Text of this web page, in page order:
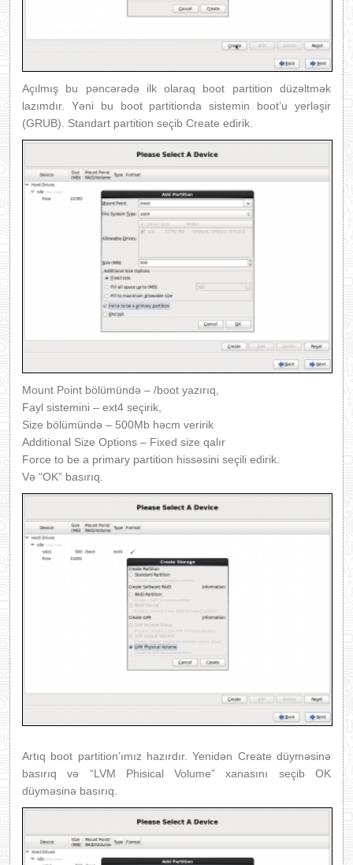
Açılmış bu pəncərədə ilk olaraq boot partition düzəltmək
lazımdır. Yəni bu boot partitionda sistemin boot’u yerləşir
(GRUB). Standart partition seçib Create edirik.
Mount Point bölümündə – /boot yazırıq,
Fayl sistemini – ext4 seçirik,
Size bölümündə – 500Mb həcm veririk
Additional Size Options – Fixed size qalır
Force to be a primary partition hissəsini seçili edirik.
Və “OK” basırıq.
Artıq boot partition’ımız hazırdır. Yenidən Create düyməsinə
basırıq və “LVM Phisical Volume” xanasını seçib OK
düyməsinə basırıq.